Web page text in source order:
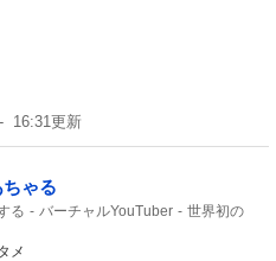
16:31更新
ちゃる
る バーチャルYouTuber
世界初の
メ